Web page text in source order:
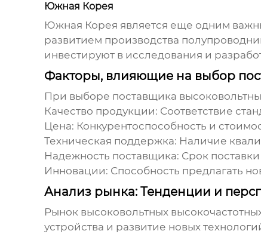
Южная Корея
Южная Корея является еще одним
развитием производства
инвестируют в исследования и
Факторы, влияющие на выбор
При выборе поставщика
Качество продукции: Соответствие
Цена: Конкурентоспособность и
Техническая поддержка: Наличие
Надежность поставщика: Срок
Инновации: Способность предлагать
Анализ рынка: Тенденции и
Рынок высоковольтных
устройства и развитие новых